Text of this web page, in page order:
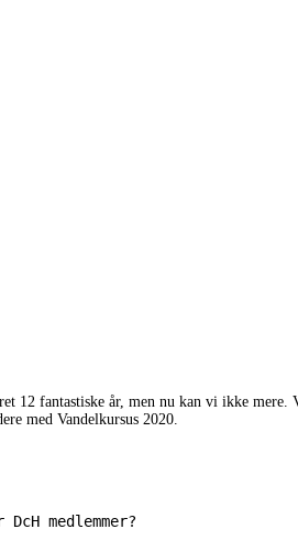
12 fantastiske år, men nu kan vi ikke mere.
med Vandelkursus 2020.
medlemmer?